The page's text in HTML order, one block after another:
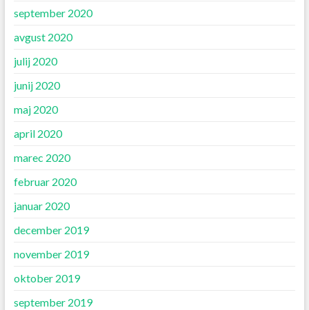
september 2020
avgust 2020
julij 2020
junij 2020
maj 2020
april 2020
marec 2020
februar 2020
januar 2020
december 2019
november 2019
oktober 2019
september 2019